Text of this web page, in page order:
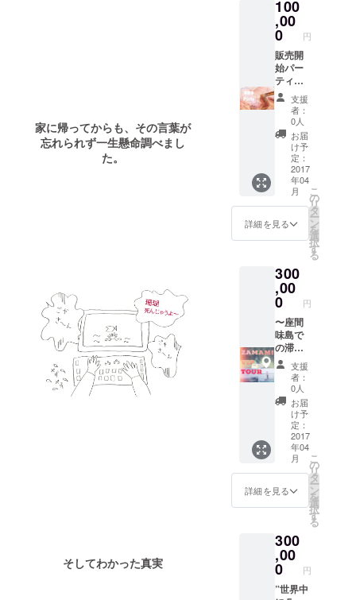
家に帰ってからも、その言葉が
忘れられず一生懸命調べまし
た。
そしてわかった真実
よるシ
ミソバ
カスを
防ぎ、
乾燥に
よる小
じわを
予防
し、コ
ラーゲ
ンの減
少を抑
制する
月桃の
天然成
分によ
り、ハ
リのあ
す。
ゴに優
しい日
焼け止
めパッ
ケー
ジ」タ
ンブ
ラー
300ml
をお届
けしま
す。 ＜
座間味
産もず
く100%
使用＞
和山海
雲”もず
く乾麺”
X 10束
けしま
す。 事
業所に
お礼札
へのお
名前を
記載い
たしま
す。 座
間味島<
古座間
味ビー
チにて>
パラソ
ル＆
シュ
ノーケ
ルセッ
トご用
意しま
シュラ
ンガイ
ドに掲
載され
た美し
100
,00
0 円
販売開
始パー
ティ
★VIP席
ご用意
★ ぜ
ひご参
加下さ
い！VIP
席をご
用意し
ます
（５名
様席）
座間味
島にて
たは沖
縄ブラ
ンド豚
しゃぶ
しゃぶ
でおも
てなし
（来沖
できな
い方
は、”沖
縄ブラ
ンド豚
肉しゃ
ぶしゃ
ぶ”５名
様分を
送りま
す。）
LET'S
!
pokke1
04デザ
イン
「サン
支援
者：
0人
お届
け予
定：
2017
年04
月
詳細を見る
こ
の
リ
タ
ー
ン
を
選
択
す
る
300
,00
0 円
〜座間
味島で
の滞在
のフル
アテン
ドをし
ま
す〜 "
2DAYS
カヤッ
クや人
気の
SUP
等、お
好きな
ティビ
ティを
選んで
もら
い、島
支援
者：
0人
お届
け予
定：
2017
年04
月
詳細を見る
こ
の
リ
タ
ー
ン
を
選
択
す
る
300
,00
0 円
”世界中